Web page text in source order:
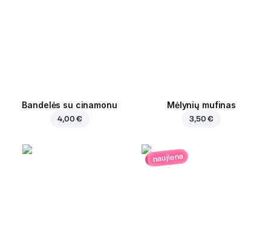
Bandelės su cinamonu
4,00 €
Mėlynių mufinas
3,50 €
naujiena